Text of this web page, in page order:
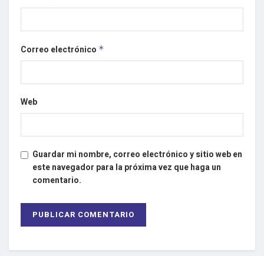
Correo electrónico *
Web
Guardar mi nombre, correo electrónico y sitio web en
este navegador para la próxima vez que haga un
comentario.